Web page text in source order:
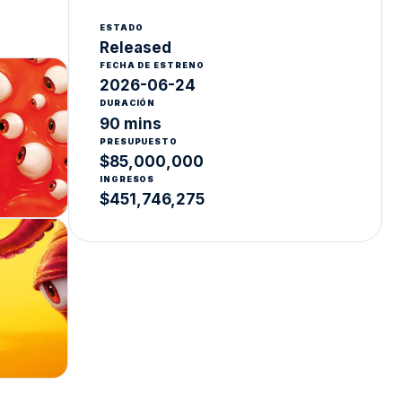
ESTADO
Released
FECHA DE ESTRENO
2026-06-24
DURACIÓN
90 mins
PRESUPUESTO
$85,000,000
INGRESOS
$451,746,275